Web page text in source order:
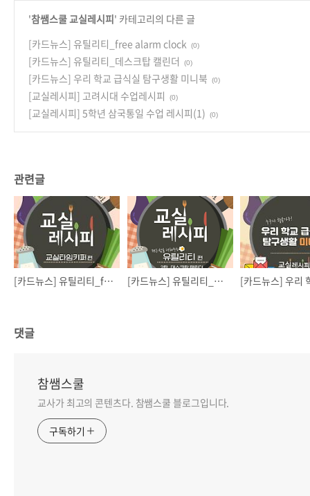
'참쌤스쿨 교실레시피' 카테고리의 다른 글
[카드뉴스] 유틸리티_free alarm clock
(0)
[카드뉴스] 유틸리티_데스크탑 캘린더 (0)
[카드뉴스] 우리 학교 급식실 탐구생활 미니북 (0)
[교실레시피] 고려시대 수업레시피 (0)
[교실레시피] 5학년 삼국통일 수업 레시피(1) (0)
관련글
[카드뉴스] 유틸리티_free alarm clock [카드뉴스] 유틸리티_데스크탑 캘린더
댓글
참쌤스쿨
교사가 최고의 콘텐츠다. 참쌤스쿨 블로그입니다.
구독하기